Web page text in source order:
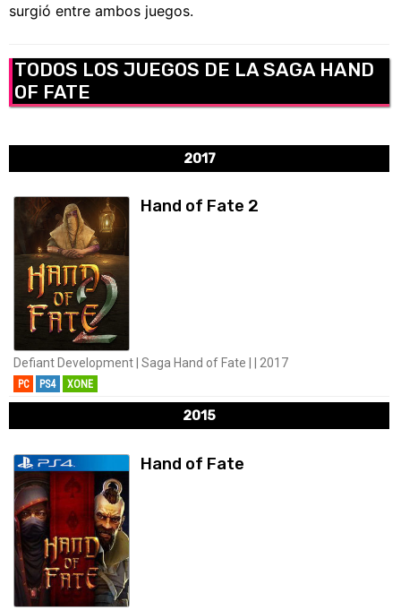
surgió entre ambos juegos.
TODOS LOS JUEGOS DE LA SAGA HAND
OF FATE
2017
Hand of Fate 2
Defiant Development | Saga Hand of Fate | | 2017
PC PS4 XONE
2015
Hand of Fate